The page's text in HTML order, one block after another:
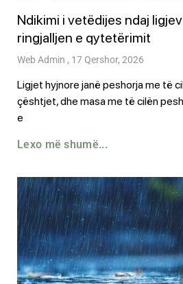
Ndikimi i vetëdijes ndaj
ringjalljen e qytetërimit
Web Admin 17 Qershor, 2026
Ligjet hyjnore janë peshorja me të
çështjet, dhe masa me të cilën
e
Lexo më shumë...